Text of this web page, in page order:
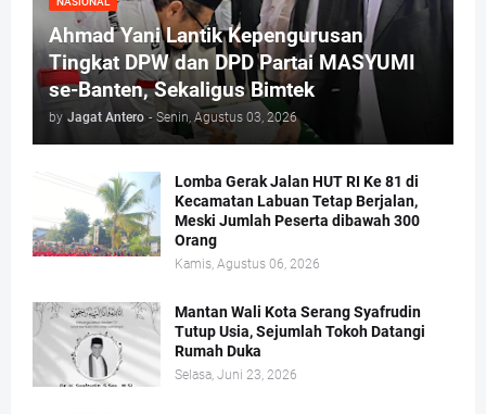
Ahmad Yani Lantik Kepengurusan
Tingkat DPW dan DPD Partai MASYUMI
se-Banten, Sekaligus Bimtek
by Jagat Antero - Senin, Agustus 03, 2026
Lomba Gerak Jalan HUT RI Ke 81 di
Kecamatan Labuan Tetap Berjalan,
Meski Jumlah Peserta dibawah 300
Orang
Kamis, Agustus 06, 2026
Mantan Wali Kota Serang Syafrudin
Tutup Usia, Sejumlah Tokoh Datangi
Rumah Duka
Selasa, Juni 23, 2026